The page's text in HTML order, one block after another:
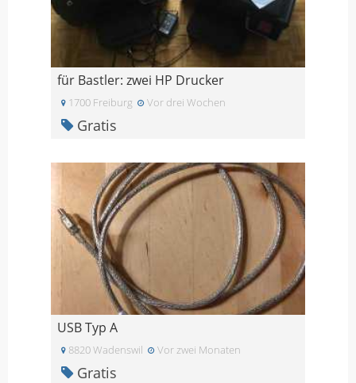
für Bastler: zwei HP Drucker
1700 Freiburg Vor drei Wochen
Gratis
USB Typ A
8820 Wadenswil Vor zwei Monaten
Gratis